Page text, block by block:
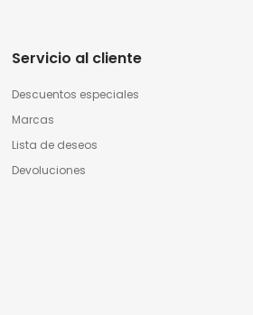
Servicio al cliente
Descuentos especiales
Marcas
Lista de deseos
Devoluciones